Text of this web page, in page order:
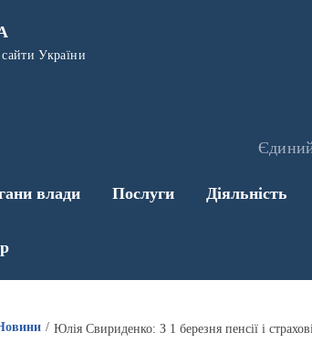
України
влади Послуги Діяльність
Юлія Свириденко: З 1 березня пенсії і